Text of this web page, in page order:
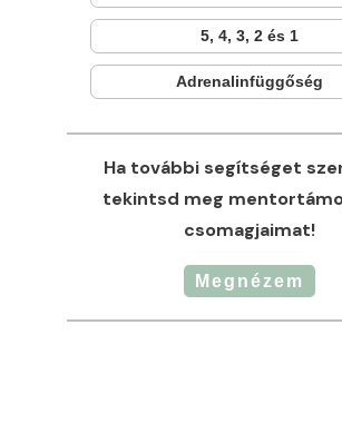
5, 4, 3, 2 és 1
Adrenalinfüggőség
Ha további segítséget
tekintsd meg
csomagjaimat!
Megnézem